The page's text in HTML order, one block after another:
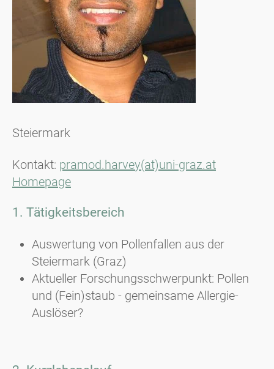
Steiermark
Kontakt: pramod.harvey(at)uni-graz.at
Homepage
1. Tätigkeitsbereich
Auswertung von Pollenfallen aus der
Steiermark (Graz)
Aktueller Forschungsschwerpunkt: Pollen
und (Fein)staub - gemeinsame Allergie-
Auslöser?